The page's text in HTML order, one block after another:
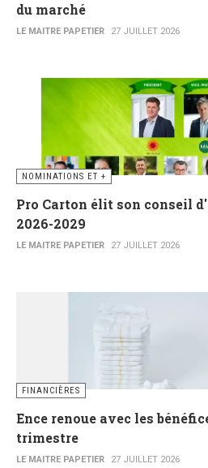
du marché
LE MAITRE PAPETIER 27 JUILLET 2026
NOMINATIONS ET +
Pro Carton élit son conseil
2026-2029
LE MAITRE PAPETIER 27 JUILLET 2026
FINANCIÈRES
Ence renoue avec les
trimestre
LE MAITRE PAPETIER 27 JUILLET 2026